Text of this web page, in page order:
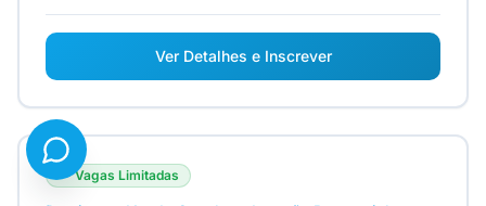
Ver Detalhes e Inscrever
Vagas Limitadas